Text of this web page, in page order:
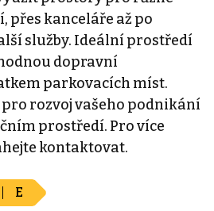
přes kanceláře až po
služby. Ideální prostředí
dopravní
parkovacích míst.
rozvoj vašeho podnikání
prostředí. Pro více
kontaktovat.
E